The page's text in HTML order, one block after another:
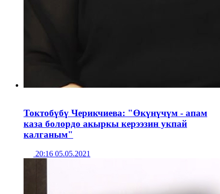
Токтобүбү Черикчиева: "Өкүнүчүм - апам
каза болордо акыркы керээзин укпай
калганым"
20:16 05.05.2021